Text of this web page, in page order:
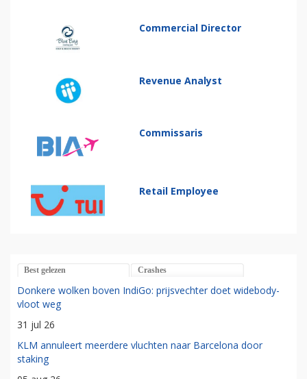
Commercial Director
Revenue Analyst
Commissaris
Retail Employee
Best gelezen Crashes
Donkere wolken boven IndiGo: prijsvechter doet widebody-
vloot weg
31 jul 26
KLM annuleert meerdere vluchten naar Barcelona door
staking